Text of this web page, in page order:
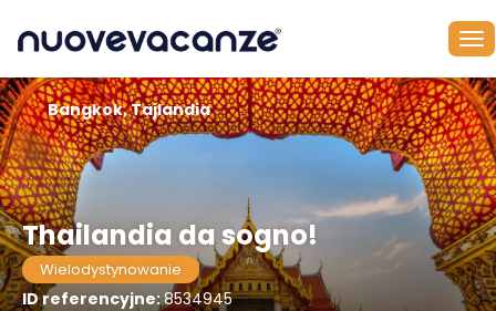
Thailandia da sogno!
Wielodystynowanie
ID referencyjne:8534945
Bangkok, Tajlandia